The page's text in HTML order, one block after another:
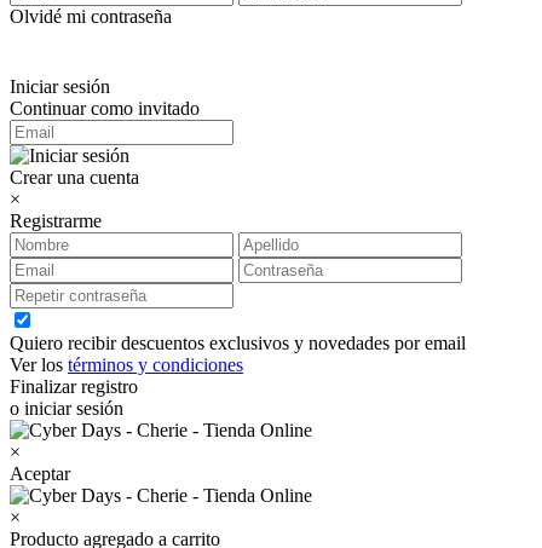
Olvidé mi contraseña
Iniciar sesión
Continuar como invitado
Crear una cuenta
×
Registrarme
Quiero recibir descuentos exclusivos y novedades por email
Ver los términos y condiciones
Finalizar registro
o iniciar sesión
×
Aceptar
×
Producto agregado a carrito